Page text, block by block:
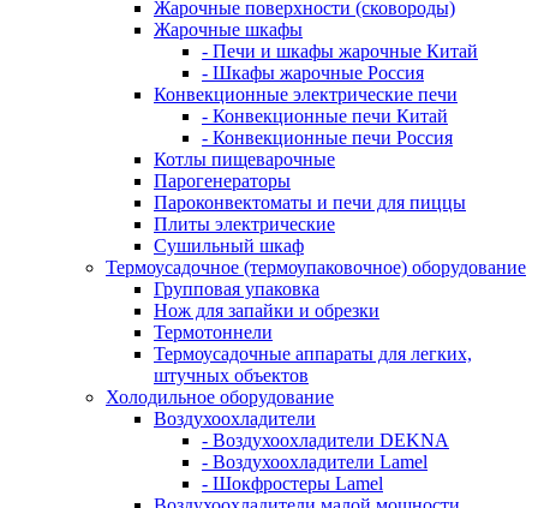
Жарочные поверхности (сковороды)
Жарочные шкафы
- Печи и шкафы жарочные Китай
- Шкафы жарочные Россия
Конвекционные электрические печи
- Конвекционные печи Китай
- Конвекционные печи Россия
Котлы пищеварочные
Парогенераторы
Пароконвектоматы и печи для пиццы
Плиты электрические
Сушильный шкаф
Термоусадочное (термоупаковочное) оборудование
Групповая упаковка
Нож для запайки и обрезки
Термотоннели
Термоусадочные аппараты для легких,
штучных объектов
Холодильное оборудование
Воздухоохладители
- Воздухоохладители DEKNA
- Воздухоохладители Lamel
- Шокфростеры Lamel